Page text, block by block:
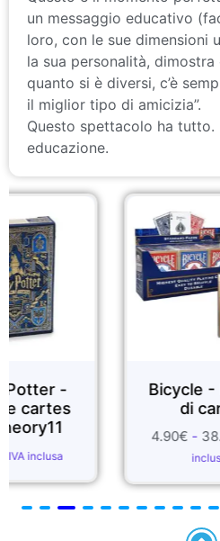
un messaggio educativo
loro, con le sue dimensioni
la sua personalità, dimostra
quanto si è diversi, c’è
il miglior tipo di amicizia”.
Questo spettacolo ha
educazione.
Bicycle - Mazzo
di carte
38.90 € IVA